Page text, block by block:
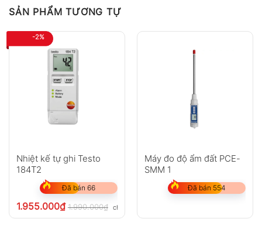
SẢN PHẨM TƯƠNG TỰ
-2%
Nhiệt kế tự ghi Testo
184T2
Đã bán 66
1.955.000₫ 1.990.000₫ chưa VAT 8%
Máy đo độ ẩm đất PCE-
SMM 1
Đã bán 554